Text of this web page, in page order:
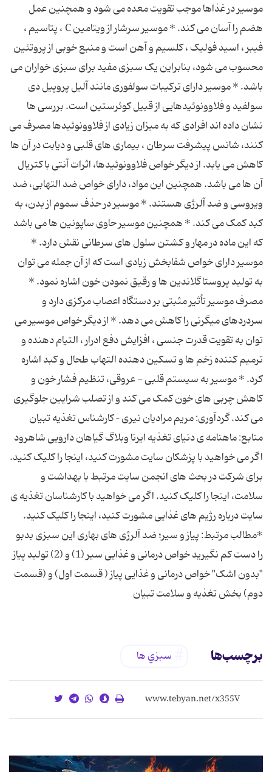
موسیر در غذاها موجب تقویت معده می شود و همچنین عمل
هضم را آسان می کند. * موسیر سرشار از ویتامین C ، پتاسیم ،
فیبر ، اسید فولیک ، کلسیم و آهن است و منبع خوبی از پروتئین
محسوب می شود، بنابراین یک سبزی مفید برای سبزی خواران می
باشد. * موسیر دارای ترکیبات سولفوری مانند آلیل پروپیل دی
سولفید و فلاوونوئیدهایی از قبیل کوئرستین است. بررسی ها
نشان داده اند افرادی که به میزان زیادی از فلاوونوئیدها مصرف می
کنند، شانس پیشرفت سرطان ، بیماری های قلبی و دیابت در آن ها
کاهش می یابد. از دیگر خواص فلاوونوئیدها، اثرات آنتی باکتریال
آن ها می باشد. همچنین این مواد، دارای خواص ضد التهابی، ضد
ویروسی و ضد آلرژی هستند. * موسیر در حذف سموم از بدن، به
کبد کمک می کند. * همچنین موسیر حاوی ساپونین ها می باشد
که این ماده در مهار و کشتن سلول های سرطانی نقش دارد. *
موسیر دارای خواص شفابخش زیادی است که از آن جمله می توان
به تولید پروستاگلاندین ها و رقیق نمودن خون اشاره نمود. *
مصرف موسیر تأثیر مثبتی بر دستگاه اعصاب مرکزی دارد و
سردردهای میگرنی را کاهش می ‌دهد. * از دیگر خواص موسیر می
توان به تقویت قدرت جنسی ، افزایش دفع ادرار ، التیام‌ دهنده و
ترمیم‌ کننده زخم ‌ها و تسکین‌ دهنده التهاب طحال و کبد اشاره
کرد. * موسیر به سیستم قلبی - عروقی، تنظیم فشار خون و
کاهش چربی ‌های خون کمک می ‌کند و از تصلب شرایین جلوگیری
می‌ کند. گردآوری: مریم مرادیان نیری – کارشناس تغذیه تبیان
منابع: ماهنامه ی دنیای تغذیه ایرنا وبلاگ گیاهان دارویی شاهرود
اگر می خواهید با پزشکان سایت مشورت کنید، اینجا را کلیک کنید.
برای شرکت در بحث های انجمن سایت مرتبط با بهداشت و
سلامت، اینجا را کلیک کنید. اگر می خواهید با کارشناسان تغذیه ی
سایت درباره رژیم های غذایی مشورت کنید، اینجا را کلیک کنید.
*مطالب مرتبط: پیاز و سیر؛ ضد آلرژی‌ های بهاری این سبزی بدبو
را دست کم نگیرید خواص درمانی و غذایی سیر (1) و (2) تولید پیاز
"بدون اشک" خواص درمانی و غذایی پیاز ( قسمت اول) و (قسمت
دوم) بخش تغذیه و سلامت تبیان
برچسب‌ها سبزي ها